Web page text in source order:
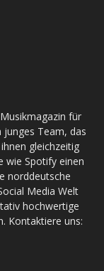
für
junges Team, das
gleichzeitig
wie Spotify einen
norddeutsche
Media Welt
hochwertige
Kontaktiere uns: